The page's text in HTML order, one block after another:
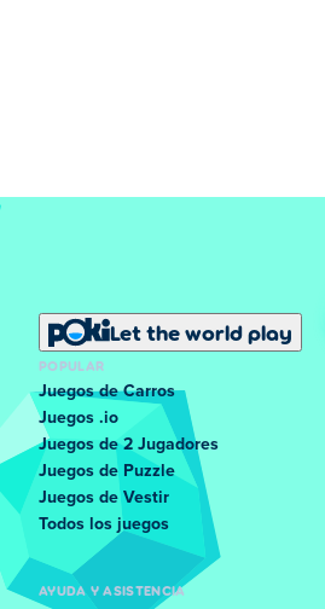
Let the world play
POPULAR
Juegos de Carros
Juegos .io
Juegos de 2 Jugadores
Juegos de Puzzle
Juegos de Vestir
Todos los juegos
AYUDA Y ASISTENCIA